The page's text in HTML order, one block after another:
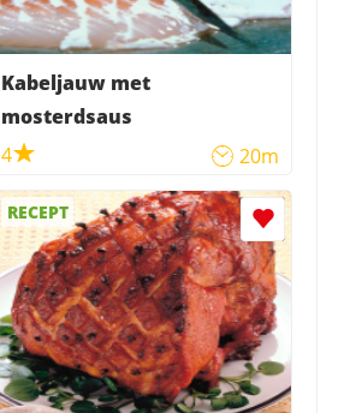
Kabeljauw met
mosterdsaus
4
20m
RECEPT